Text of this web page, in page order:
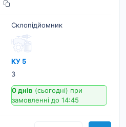
Склопідйомник
КУ 5
3
0 днів (сьогодні) при
замовленні до 14:45